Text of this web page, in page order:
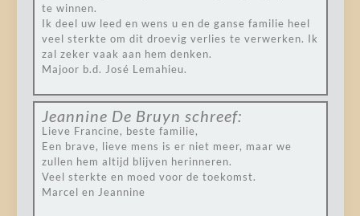
te winnen.
Ik deel uw leed en wens u en de ganse familie heel
veel sterkte om dit droevig verlies te verwerken. Ik
zal zeker vaak aan hem denken.
Majoor b.d. José Lemahieu.
Jeannine De Bruyn schreef:
Lieve Francine, beste familie,
Een brave, lieve mens is er niet meer, maar we
zullen hem altijd blijven herinneren.
Veel sterkte en moed voor de toekomst.
Marcel en Jeannine